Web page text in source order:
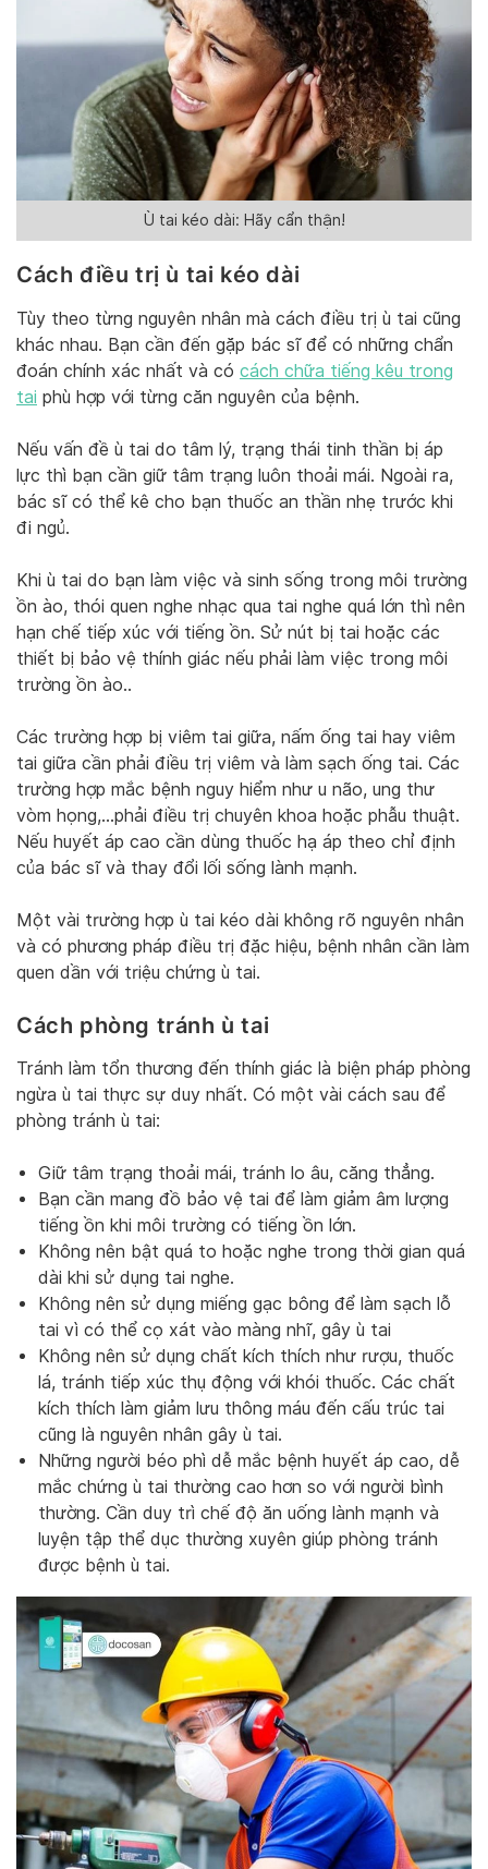
Ù tai kéo dài: Hãy cẩn thận!
Cách điều trị ù tai kéo dài
Tùy theo từng nguyên nhân mà cách điều trị ù tai cũng
khác nhau. Bạn cần đến gặp bác sĩ để có những chẩn
đoán chính xác nhất và có cách chữa tiếng kêu trong
tai phù hợp với từng căn nguyên của bệnh.
Nếu vấn đề ù tai do tâm lý, trạng thái tinh thần bị áp
lực thì bạn cần giữ tâm trạng luôn thoải mái. Ngoài ra,
bác sĩ có thể kê cho bạn thuốc an thần nhẹ trước khi
đi ngủ.
Khi ù tai do bạn làm việc và sinh sống trong môi trường
ồn ào, thói quen nghe nhạc qua tai nghe quá lớn thì nên
hạn chế tiếp xúc với tiếng ồn. Sử nút bị tai hoặc các
thiết bị bảo vệ thính giác nếu phải làm việc trong môi
trường ồn ào..
Các trường hợp bị viêm tai giữa, nấm ống tai hay viêm
tai giữa cần phải điều trị viêm và làm sạch ống tai. Các
trường hợp mắc bệnh nguy hiểm như u não, ung thư
vòm họng,…phải điều trị chuyên khoa hoặc phẫu thuật.
Nếu huyết áp cao cần dùng thuốc hạ áp theo chỉ định
của bác sĩ và thay đổi lối sống lành mạnh.
Một vài trường hợp ù tai kéo dài không rõ nguyên nhân
và có phương pháp điều trị đặc hiệu, bệnh nhân cần làm
quen dần với triệu chứng ù tai.
Cách phòng tránh ù tai
Tránh làm tổn thương đến thính giác là biện pháp phòng
ngừa ù tai thực sự duy nhất. Có một vài cách sau để
phòng tránh ù tai:
Giữ tâm trạng thoải mái, tránh lo âu, căng thẳng.
Bạn cần mang đồ bảo vệ tai để làm giảm âm lượng
tiếng ồn khi môi trường có tiếng ồn lớn.
Không nên bật quá to hoặc nghe trong thời gian quá
dài khi sử dụng tai nghe.
Không nên sử dụng miếng gạc bông để làm sạch lỗ
tai vì có thể cọ xát vào màng nhĩ, gây ù tai
Không nên sử dụng chất kích thích như rượu, thuốc
lá, tránh tiếp xúc thụ động với khói thuốc. Các chất
kích thích làm giảm lưu thông máu đến cấu trúc tai
cũng là nguyên nhân gây ù tai.
Những người béo phì dễ mắc bệnh huyết áp cao, dễ
mắc chứng ù tai thường cao hơn so với người bình
thường. Cần duy trì chế độ ăn uống lành mạnh và
luyện tập thể dục thường xuyên giúp phòng tránh
được bệnh ù tai.